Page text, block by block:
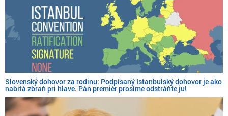
Slovenský dohovor za rodinu: Podpísaný Istanbulský dohovor je ako
nabitá zbraň pri hlave. Pán premiér prosíme odstráňte ju!